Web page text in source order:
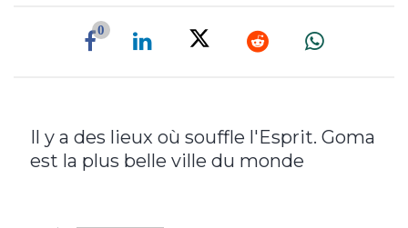
0
Il y a des lieux où souffle l'Esprit. Goma
est la plus belle ville du monde